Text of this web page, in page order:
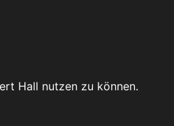
Hall nutzen zu können.